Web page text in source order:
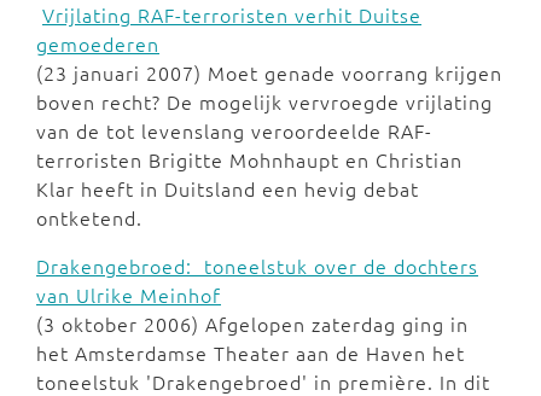
Vrijlating RAF-terroristen verhit Duitse
gemoederen
(23 januari 2007) Moet genade voorrang krijgen
boven recht? De mogelijk vervroegde vrijlating
van de tot levenslang veroordeelde RAF-
terroristen Brigitte Mohnhaupt en Christian
Klar heeft in Duitsland een hevig debat
ontketend.
Drakengebroed: toneelstuk over de dochters
van Ulrike Meinhof
(3 oktober 2006) Afgelopen zaterdag ging in
het Amsterdamse Theater aan de Haven het
toneelstuk 'Drakengebroed' in première. In dit